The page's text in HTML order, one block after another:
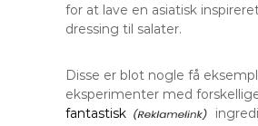
for at lave en asiatisk
dressing til salater.
Disse er blot nogle få
eksperimenter med
fantastisk